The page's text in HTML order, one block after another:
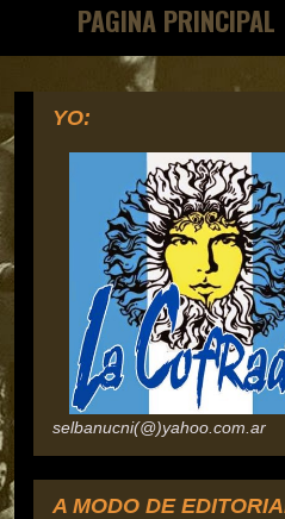
PAGINA PRINCIPAL
YO:
selbanucni(@)yahoo.com.ar
A MODO DE